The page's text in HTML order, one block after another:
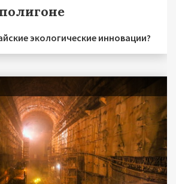
экологические инновации?